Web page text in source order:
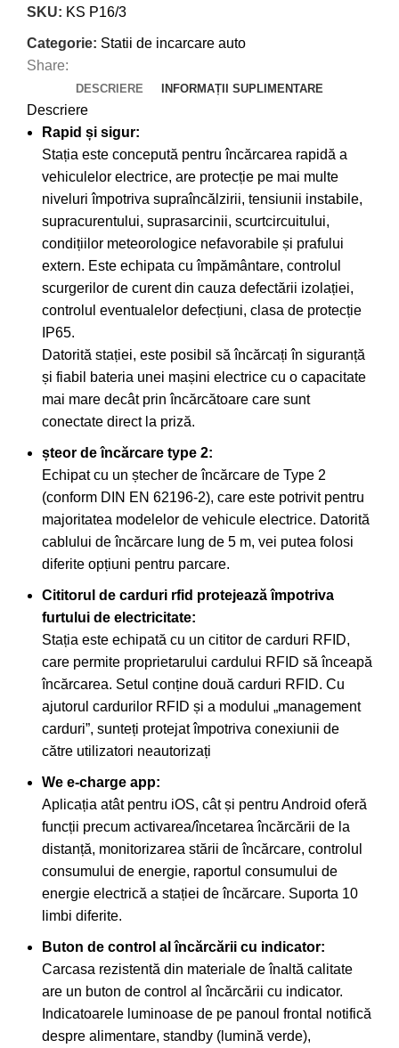
SKU: KS P16/3
Categorie: Statii de incarcare auto
Share:
DESCRIERE INFORMAȚII SUPLIMENTARE
Descriere
Rapid și sigur:
Stația este concepută pentru încărcarea rapidă a
vehiculelor electrice, are protecție pe mai multe
niveluri împotriva supraîncălzirii, tensiunii instabile,
supracurentului, suprasarcinii, scurtcircuitului,
condițiilor meteorologice nefavorabile și prafului
extern. Este echipata cu împământare, controlul
scurgerilor de curent din cauza defectării izolației,
controlul eventualelor defecțiuni, clasa de protecție
IP65.
Datorită stației, este posibil să încărcați în siguranță
și fiabil bateria unei mașini electrice cu o capacitate
mai mare decât prin încărcătoare care sunt
conectate direct la priză.
șteor de încărcare type 2:
Echipat cu un ștecher de încărcare de Type 2
(conform DIN EN 62196-2), care este potrivit pentru
majoritatea modelelor de vehicule electrice. Datorită
cablului de încărcare lung de 5 m, vei putea folosi
diferite opțiuni pentru parcare.
Cititorul de carduri rfid protejează împotriva
furtului de electricitate:
Stația este echipată cu un cititor de carduri RFID,
care permite proprietarului cardului RFID să înceapă
încărcarea. Setul conține două carduri RFID. Cu
ajutorul cardurilor RFID și a modului „management
carduri”, sunteți protejat împotriva conexiunii de
către utilizatori neautorizați
We e-charge app:
Aplicația atât pentru iOS, cât și pentru Android oferă
funcții precum activarea/încetarea încărcării de la
distanță, monitorizarea stării de încărcare, controlul
consumului de energie, raportul consumului de
energie electrică a stației de încărcare. Suporta 10
limbi diferite.
Buton de control al încărcării cu indicator:
Carcasa rezistentă din materiale de înaltă calitate
are un buton de control al încărcării cu indicator.
Indicatoarele luminoase de pe panoul frontal notifică
despre alimentare, standby (lumină verde),